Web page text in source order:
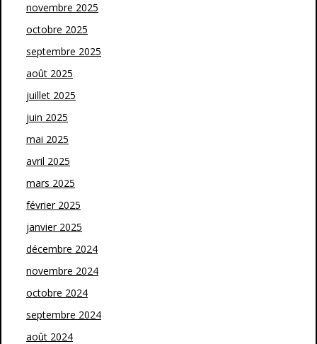
novembre 2025
octobre 2025
septembre 2025
août 2025
juillet 2025
juin 2025
mai 2025
avril 2025
mars 2025
février 2025
janvier 2025
décembre 2024
novembre 2024
octobre 2024
septembre 2024
août 2024